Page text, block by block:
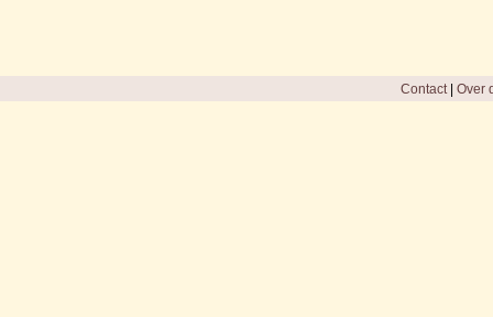
Contact| Over